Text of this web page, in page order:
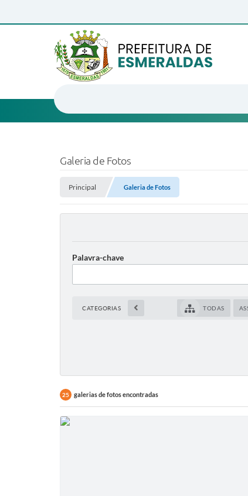
Galeria de Fotos
Principal Galeria de Fotos
Palavra-chave
CATEGORIAS TODAS
25 galerias de fotos encontradas